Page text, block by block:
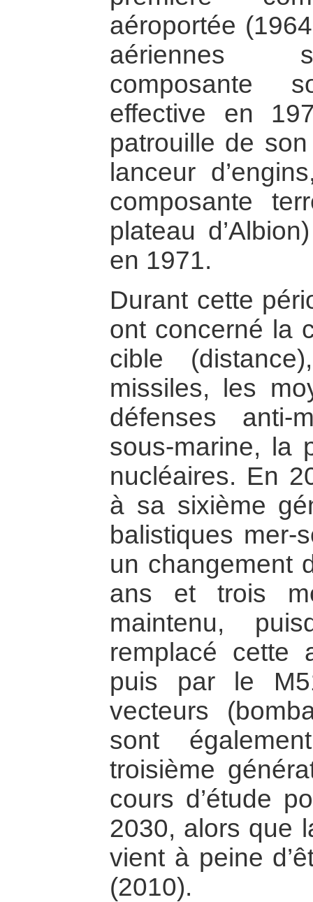
aéroportée
aériennes
composante
effective en
patrouille de
lanceur
composante
plateau
en 1971.
Durant cette
ont concerné la
cible
missiles, les
défenses anti-
sous-marine, la
nucléaires. En
à sa sixième
balistiques mer-
un changement
ans et trois
maintenu,
remplacé cette
puis par le
vecteurs
sont
troisième
cours d’étude
2030, alors que
vient à peine
(2010).